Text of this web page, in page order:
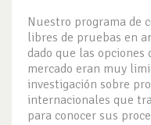
Nuestro programa de
libres de pruebas en
dado que las
mercado eran muy
investigación sobre
internacionales que
para conocer sus